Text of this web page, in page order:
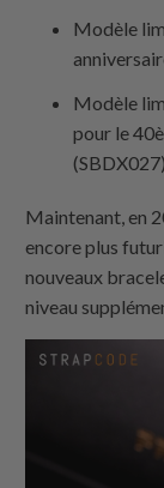
Modèle
Modèle
pour le
(SBDX027)
Maintenant, en
encore plus
nouveaux
niveau